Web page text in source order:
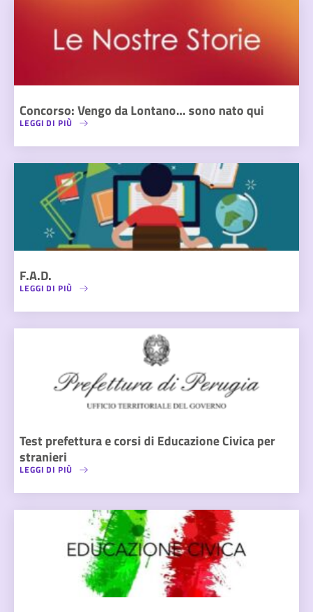
Concorso: Vengo da Lontano… sono nato qui
LEGGI DI PIÙ
F.A.D.
LEGGI DI PIÙ
Test prefettura e corsi di Educazione Civica per
stranieri
LEGGI DI PIÙ